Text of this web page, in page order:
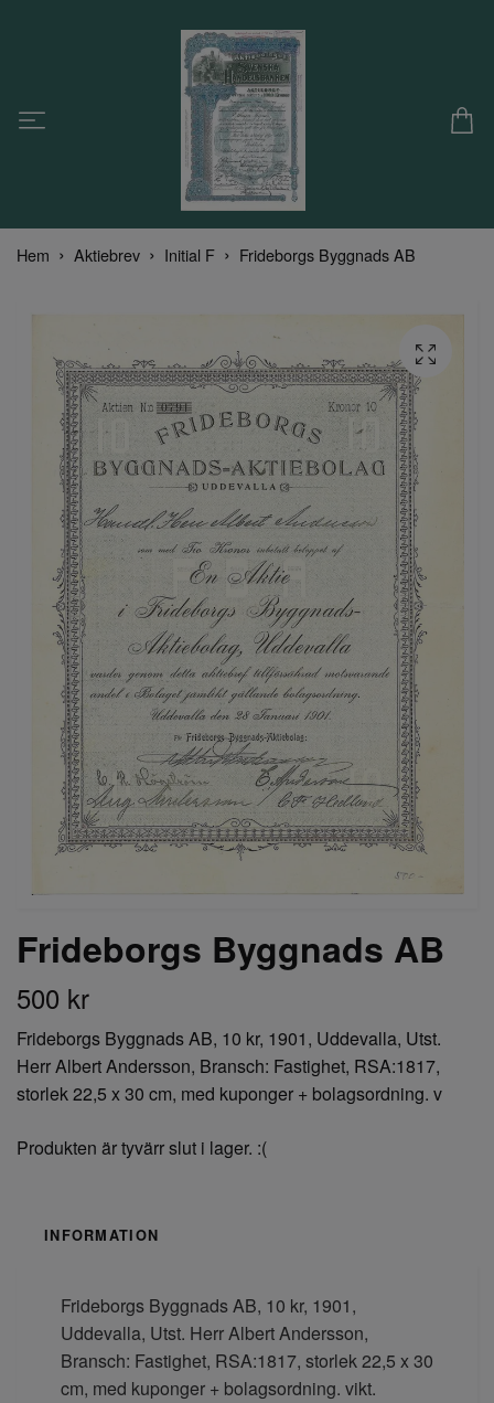
Hem Aktiebrev Initial F Frideborgs Byggnads AB
Frideborgs Byggnads AB
500 kr
Frideborgs Byggnads AB, 10 kr, 1901, Uddevalla, Utst.
Herr Albert Andersson, Bransch: Fastighet, RSA:1817,
storlek 22,5 x 30 cm, med kuponger + bolagsordning. v
Produkten är tyvärr slut i lager. :(
INFORMATION
Frideborgs Byggnads AB, 10 kr, 1901,
Uddevalla, Utst. Herr Albert Andersson,
Bransch: Fastighet, RSA:1817, storlek 22,5 x 30
cm, med kuponger + bolagsordning. vikt.